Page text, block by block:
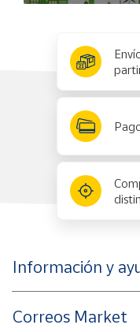
Información y
Correos Market